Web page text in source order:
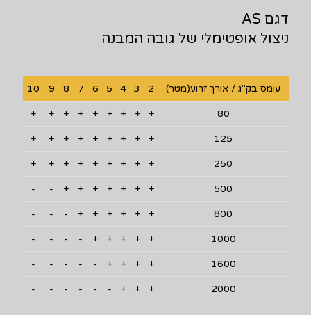
דגם AS
ניצול אופטימלי של גובה המבנה
עומס בק"ג / אורך זרוע(מטר) 2
3
4
5
6
7
8
9
10
80
+
+
+
+
+
+
+
+
+
125
+
+
+
+
+
+
+
+
+
250
+
+
+
+
+
+
+
+
+
500
+
+
+
+
+
+
+
-
-
800
+
+
+
+
+
+
-
-
-
1000
+
+
+
+
+
-
-
-
-
1600
+
+
+
+
-
-
-
-
-
2000
+
+
+
-
-
-
-
-
-